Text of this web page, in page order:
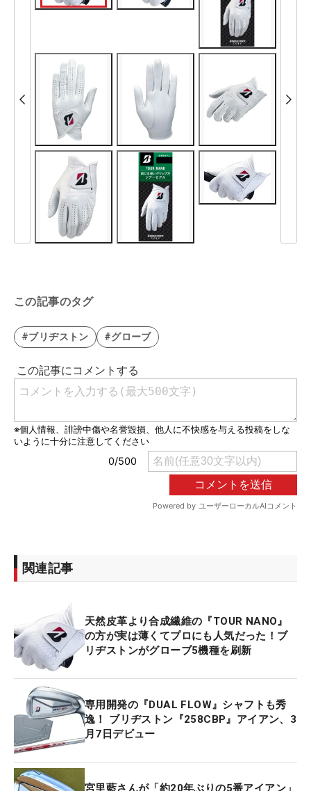
この記事のタグ
#ブリヂストン #グローブ
関連記事
天然皮革より合成繊維の『TOUR NANO』
の方が実は薄くてプロにも人気だった！ブ
リヂストンがグローブ5機種を刷新
専用開発の『DUAL FLOW』シャフトも秀
逸！ ブリヂストン『258CBP』アイアン、3
月7日デビュー
宮里藍さんが「約20年ぶりの5番アイアン」